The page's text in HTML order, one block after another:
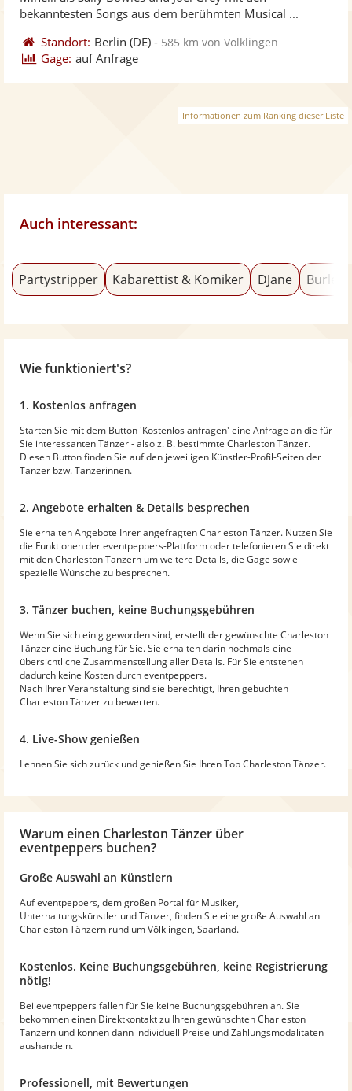
bekanntesten Songs aus dem berühmten Musical ...
Standort: Berlin (DE) - 585 km von Völklingen
Gage: auf Anfrage
Informationen zum Ranking dieser Liste
Auch interessant:
Partystripper Kabarettist & Komiker DJane
Wie funktioniert's?
1. Kostenlos anfragen
Starten Sie mit dem Button 'Kostenlos anfragen' eine Anfrage an die für
Sie interessanten Tänzer - also z. B. bestimmte Charleston Tänzer.
Diesen Button finden Sie auf den jeweiligen Künstler-Profil-Seiten der
Tänzer bzw. Tänzerinnen.
2. Angebote erhalten & Details besprechen
Sie erhalten Angebote Ihrer angefragten Charleston Tänzer. Nutzen Sie
die Funktionen der eventpeppers-Plattform oder telefonieren Sie direkt
mit den Charleston Tänzern um weitere Details, die Gage sowie
spezielle Wünsche zu besprechen.
3. Tänzer buchen, keine Buchungsgebühren
Wenn Sie sich einig geworden sind, erstellt der gewünschte Charleston
Tänzer eine Buchung für Sie. Sie erhalten darin nochmals eine
übersichtliche Zusammenstellung aller Details. Für Sie entstehen
dadurch keine Kosten durch eventpeppers.
Nach Ihrer Veranstaltung sind sie berechtigt, Ihren gebuchten
Charleston Tänzer zu bewerten.
4. Live-Show genießen
Lehnen Sie sich zurück und genießen Sie Ihren Top Charleston Tänzer.
Warum einen Charleston Tänzer über
eventpeppers buchen?
Große Auswahl an Künstlern
Auf eventpeppers, dem großen Portal für Musiker,
Unterhaltungskünstler und Tänzer, finden Sie eine große Auswahl an
Charleston Tänzern rund um Völklingen, Saarland.
Kostenlos. Keine Buchungsgebühren, keine Registrierung
nötig!
Bei eventpeppers fallen für Sie keine Buchungsgebühren an. Sie
bekommen einen Direktkontakt zu Ihren gewünschten Charleston
Tänzern und können dann individuell Preise und Zahlungsmodalitäten
aushandeln.
Professionell, mit Bewertungen